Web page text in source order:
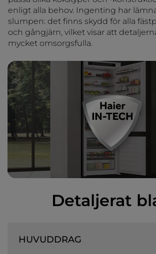
enligt alla behov. Ingenting har
slumpen: det finns skydd för alla
och gångjärn, vilket visar att
mycket omsorgsfulla.
Detaljerat
HUVUDDRAG